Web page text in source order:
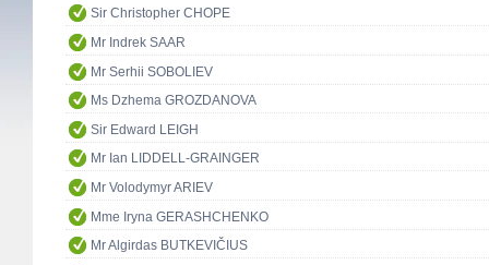
Sir Christopher CHOPE
Mr Indrek SAAR
Mr Serhii SOBOLIEV
Ms Dzhema GROZDANOVA
Sir Edward LEIGH
Mr Ian LIDDELL-GRAINGER
Mr Volodymyr ARIEV
Mme Iryna GERASHCHENKO
Mr Algirdas BUTKEVIČIUS